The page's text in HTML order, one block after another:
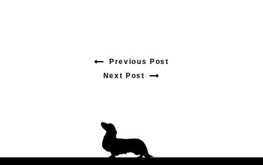
Previous Post
Next Post